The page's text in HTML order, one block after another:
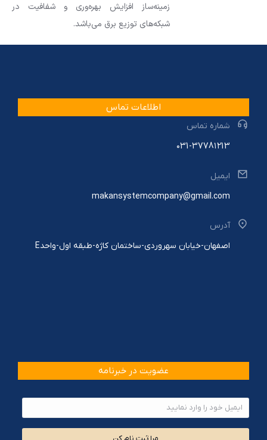
زمینه‌ساز افزایش بهره‌وری و شفافیت در
شبکه‌های توزیع برق می‌باشد.
اطلاعات تماس
شماره تماس
۰31-3778۱۲13
ایمیل
makansystemcompany@gmail.com
آدرس
اصفهان-خیابان سهروردی-ساختمان کاژه-طبقه اول-واحدE
عضویت در خبرنامه